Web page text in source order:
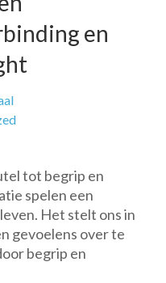
en
tot begrip en
spelen een
Het stelt ons in
gevoelens over te
begrip en